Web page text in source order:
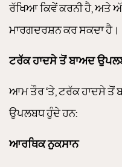
ਰੱਖਿਆ ਕਿਵੇਂ ਕਰਨੀ ਹੈ, ਅਤੇ
ਮਾਰਗਦਰਸ਼ਨ ਕਰ ਸਕਦਾ ਹੈ।
ਟਰੱਕ ਹਾਦਸੇ ਤੋਂ ਬਾਅਦ
ਆਮ ਤੌਰ ‘ਤੇ, ਟਰੱਕ ਹਾਦਸੇ ਤੋਂ
ਉਪਲਬਧ ਹੁੰਦੇ ਹਨ:
ਆਰਥਿਕ ਨੁਕਸਾਨ